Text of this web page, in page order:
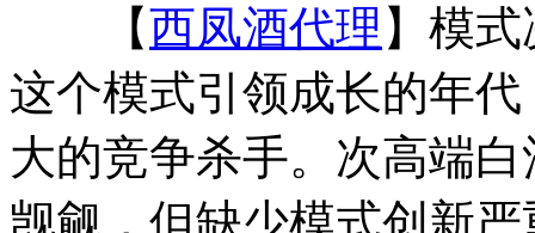
【西凤酒代理 】模
这个模式引领成长的年
大的竞争杀手。次高端
觊觎，但缺少模式创新